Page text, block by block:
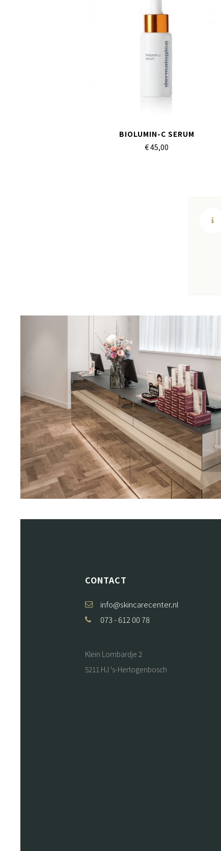
BIOLUMIN-C SERUM
€ 45,00
CONTACT
info@skincarecenter.nl
073 - 612 00 78
Klein Lombardje 2
5211 HJ 's-Hertogenbosch